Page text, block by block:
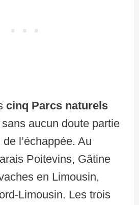
cinq Parcs naturels
aucun doute partie
l’échappée. Au
Poitevins, Gâtine
en Limousin,
Limousin. Les trois